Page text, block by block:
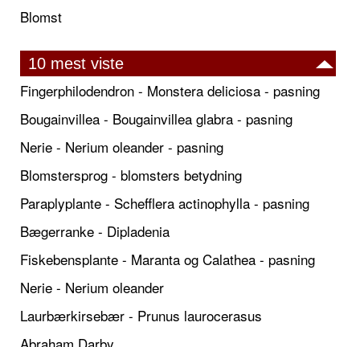
Blomst
10 mest viste
Fingerphilodendron - Monstera deliciosa - pasning
Bougainvillea - Bougainvillea glabra - pasning
Nerie - Nerium oleander - pasning
Blomstersprog - blomsters betydning
Paraplyplante - Schefflera actinophylla - pasning
Bægerranke - Dipladenia
Fiskebensplante - Maranta og Calathea - pasning
Nerie - Nerium oleander
Laurbærkirsebær - Prunus laurocerasus